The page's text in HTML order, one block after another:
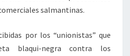
salmantinas.
por los “unionistas” que
blaqui-negra contra los